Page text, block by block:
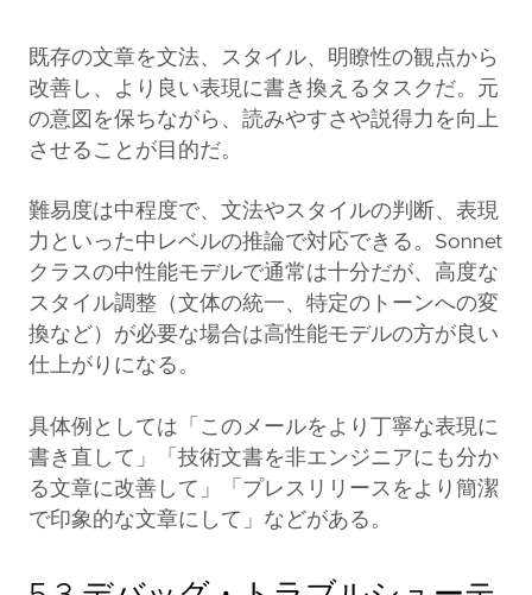
既存の文章を文法、スタイル、明瞭性の観点から
改善し、より良い表現に書き換えるタスクだ。元
の意図を保ちながら、読みやすさや説得力を向上
させることが目的だ。
難易度は中程度で、文法やスタイルの判断、表現
力といった中レベルの推論で対応できる。Sonnet
クラスの中性能モデルで通常は十分だが、高度な
スタイル調整（文体の統一、特定のトーンへの変
換など）が必要な場合は高性能モデルの方が良い
仕上がりになる。
具体例としては「このメールをより丁寧な表現に
書き直して」「技術文書を非エンジニアにも分か
る文章に改善して」「プレスリリースをより簡潔
で印象的な文章にして」などがある。